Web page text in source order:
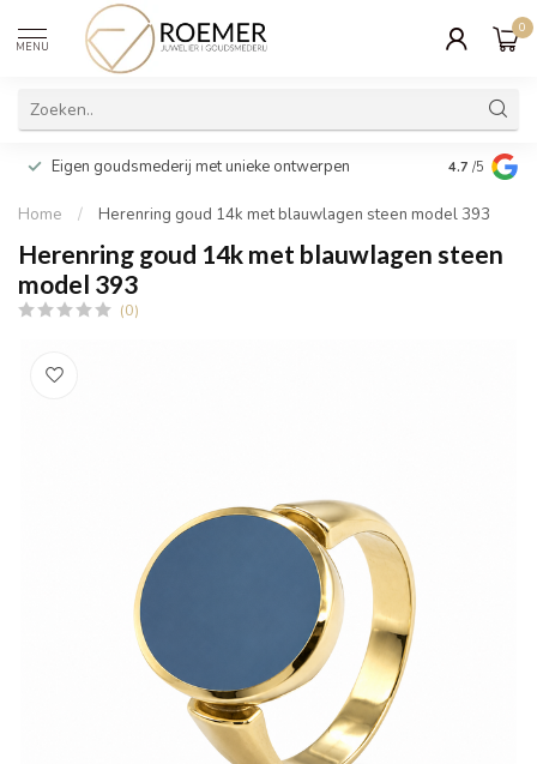
MENU
0
Eigen goudsmederij met unieke ontwerpen Wij
cadeau
4.7 /5
Home / Herenring goud 14k met blauwlagen steen model 393
Herenring goud 14k met blauwlagen steen
model 393
(0)